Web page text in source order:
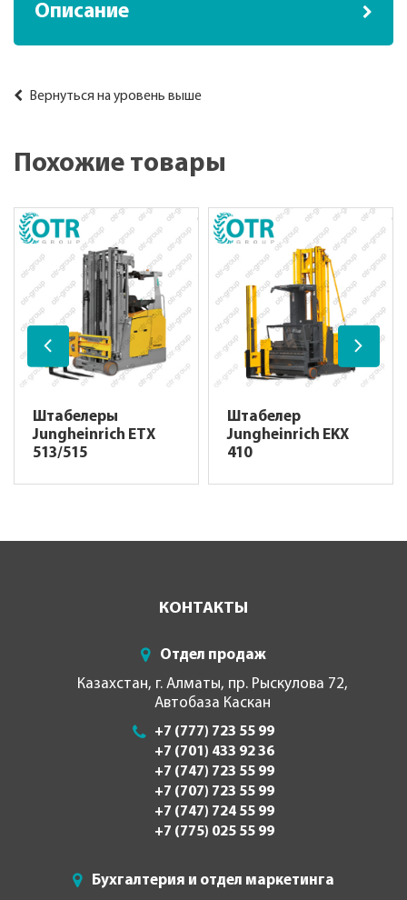
Описание
Вернуться на уровень выше
Похожие товары
Штабелеры
Jungheinrich ETX
513/515
Штабелер
Jungheinrich EKX
410
КОНТАКТЫ
Отдел продаж
Казахстан, г. Алматы, пр. Рыскулова 72,
Автобаза Каскан
+7 (777) 723 55 99
+7 (701) 433 92 36
+7 (747) 723 55 99
+7 (707) 723 55 99
+7 (747) 724 55 99
+7 (775) 025 55 99
Бухгалтерия и отдел маркетинга